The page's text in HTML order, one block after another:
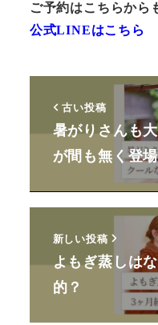
ご予約はこちらから
公式LINEはこちら
古い投稿
暑がりさんも
が間も無く登
新しい投稿
よもぎ蒸しは
的？